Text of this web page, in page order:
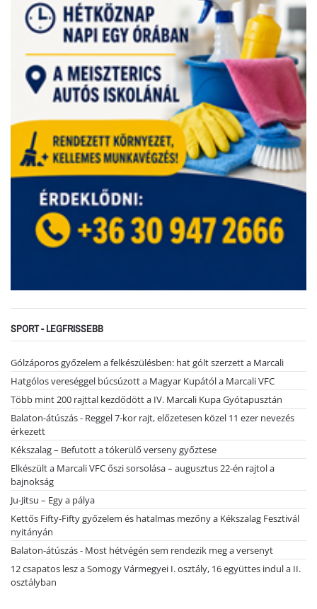
SPORT - LEGFRISSEBB
Gólzáporos győzelem a felkészülésben: hat gólt szerzett a Marcali
Hatgólos vereséggel búcsúzott a Magyar Kupától a Marcali VFC
Több mint 200 rajttal kezdődött a IV. Marcali Kupa Gyótapusztán
Balaton-átúszás - Reggel 7-kor rajt, előzetesen közel 11 ezer nevezés
érkezett
Kékszalag – Befutott a tókerülő verseny győztese
Elkészült a Marcali VFC őszi sorsolása – augusztus 22-én rajtol a
bajnokság
Ju-Jitsu – Egy a pálya
Kettős Fifty-Fifty győzelem és hatalmas mezőny a Kékszalag Fesztivál
nyitányán
Balaton-átúszás - Most hétvégén sem rendezik meg a versenyt
12 csapatos lesz a Somogy Vármegyei I. osztály, 16 együttes indul a II.
osztályban